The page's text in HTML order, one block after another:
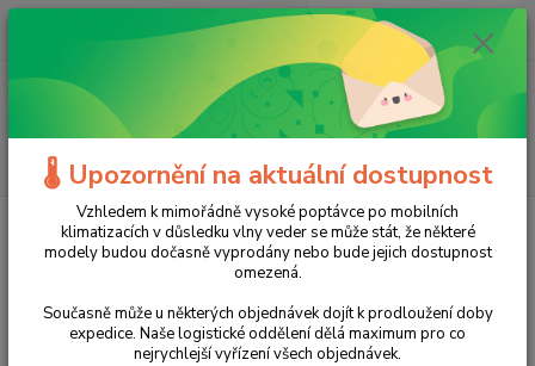
(Po-Ne, 8-20 hod.)
ks
0 Kč
Zahradní technika Čerpadla
Povrchová čerpadla
Samonasávací čerpadlo EASY JET 850 EASYPUMP - sada
Samonasávací čerpadlo EASY JET
850 EASYPUMP - sada
🌡️ Upozornění na aktuální dostupnost
Vzhledem k mimořádně vysoké poptávce po mobilních
klimatizacích v důsledku vlny veder se může stát, že některé
modely budou dočasně vyprodány nebo bude jejich dostupnost
omezená.
Současně může u některých objednávek dojít k prodloužení doby
expedice. Naše logistické oddělení dělá maximum pro co
nejrychlejší vyřízení všech objednávek.